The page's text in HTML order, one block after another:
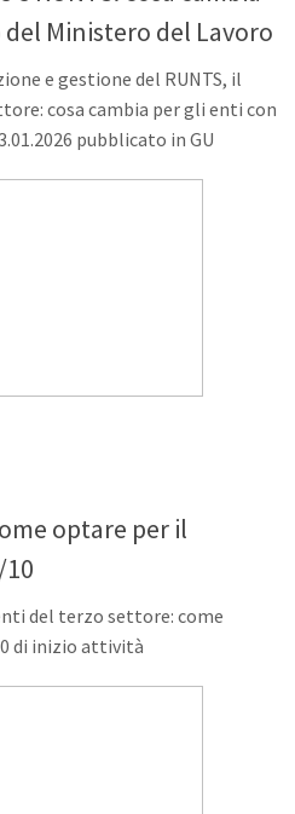
Ministero del Lavoro
e gestione del RUNTS, il
cosa cambia per gli enti con
pubblicato in GU
optare per il
del terzo settore: come
di inizio attività